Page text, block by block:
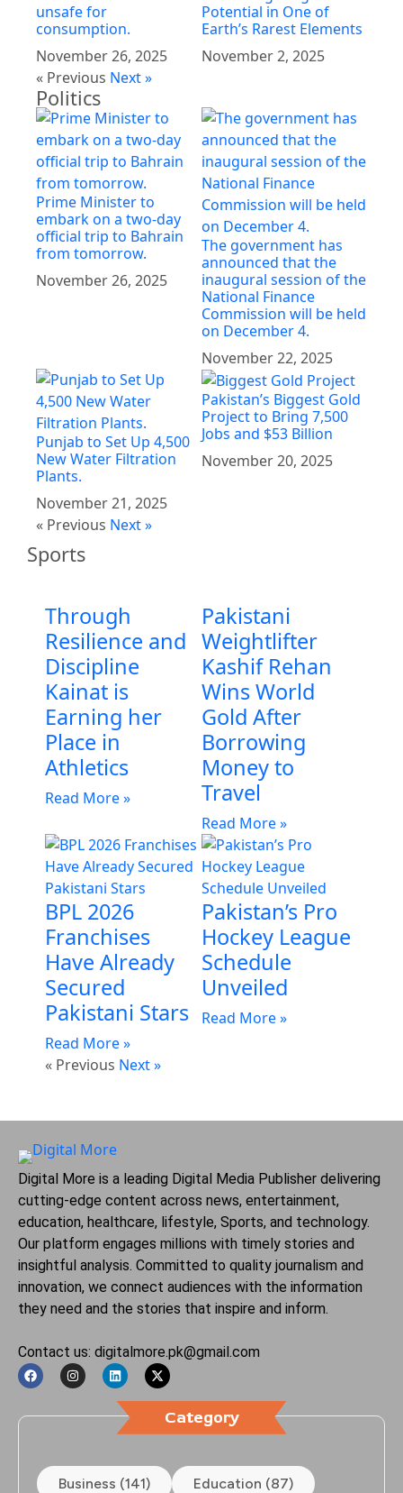
unsafe for
consumption.
November 26, 2025
Potential in One of
Earth’s Rarest Elements
November 2, 2025
« Previous Next »
Politics
Prime Minister to
embark on a two-day
official trip to Bahrain
from tomorrow.
November 26, 2025
The government has
announced that the
inaugural session of the
National Finance
Commission will be held
on December 4.
November 22, 2025
Punjab to Set Up 4,500
New Water Filtration
Plants.
November 21, 2025
Pakistan’s Biggest Gold
Project to Bring 7,500
Jobs and $53 Billion
November 20, 2025
« Previous Next »
Sports
Through
Resilience and
Discipline
Kainat is
Earning her
Place in
Athletics
Read More »
Pakistani
Weightlifter
Kashif Rehan
Wins World
Gold After
Borrowing
Money to
Travel
Read More »
BPL 2026
Franchises
Have Already
Secured
Pakistani Stars
Read More »
Pakistan’s Pro
Hockey League
Schedule
Unveiled
Read More »
« Previous Next »
Digital More is a leading Digital Media Publisher delivering
cutting-edge content across news, entertainment,
education, healthcare, lifestyle, Sports, and technology.
Our platform engages millions with timely stories and
insightful analysis. Committed to quality journalism and
innovation, we connect audiences with the information
they need and the stories that inspire and inform.
Contact us: digitalmore.pk@gmail.com
Category
Business (141) Education (87)